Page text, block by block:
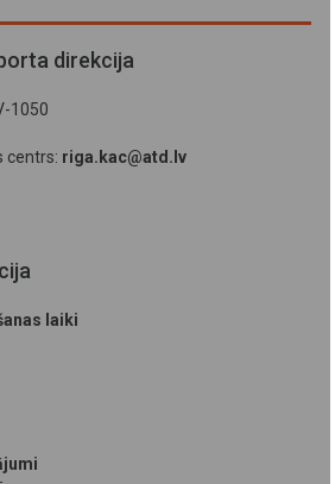
direkcija
1050
centrs: riga.kac@atd.lv
laiki